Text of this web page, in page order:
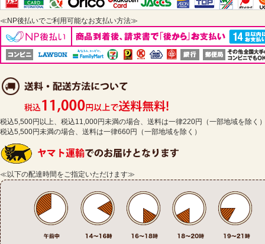
≪NP後払いでご利用可能なお支払い方法≫
税込5,500円以上、税込11,000円未満の場合、送料は一律220円（一部地域を除く
税込5,500円未満の場合、送料は一律660円（一部地域を除く）
≪以下の配達時間をご指定いただけます≫